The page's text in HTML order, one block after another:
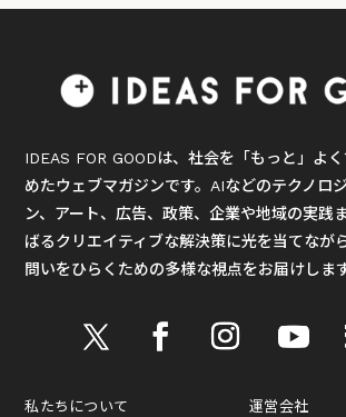
IDEAS FOR GOODは、社会を「もっと」よ
めたウェブマガジンです。AIなどのテクノロ
ン、アート、広告、政策、企業や地域の実践
ばるクリエイティブな解決策に光を当てなが
問いをひらくための多様な視点をお届けします
私たちについて 運営会社